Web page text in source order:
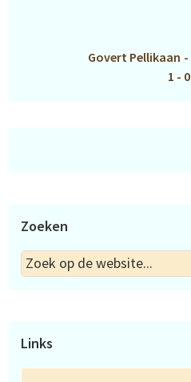
Govert Pellikaan -
1 - 0
Zoeken
Zoek
op
Links